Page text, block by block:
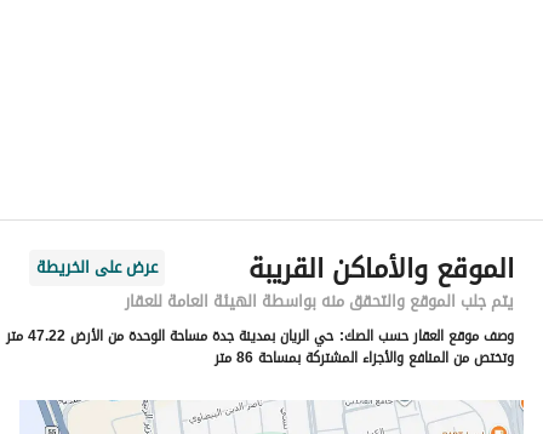
رقم المبنى
0000
الرقم الاضافي
0000
خط العرض
21.706402840260342
الموقع والأماكن القريبة
عرض على الخريطة
يتم جلب الموقع والتحقق منه بواسطة الهيئة العامة للعقار
وصف موقع العقار حسب الصك:
حي الريان بمدينة جدة مساحة الوحدة من الأرض 47.22 متر
وتختص من المنافع والأجزاء المشتركة بمساحة 86 متر